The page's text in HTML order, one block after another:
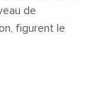
de
figurent le